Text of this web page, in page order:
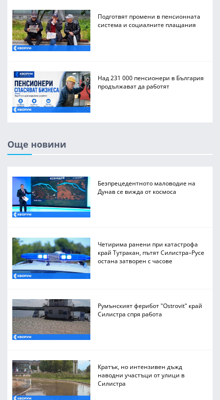
Подготвят промени в пенсионната
система и социалните плащания
Над 231 000 пенсионери в България
продължават да работят
Още новини
Безпрецедентното маловодие на
Дунав се вижда от космоса
Четирима ранени при катастрофа
край Тутракан, пътят Силистра–Русе
остана затворен с часове
Румънският ферибот "Ostrovit" край
Силистра спря работа
Кратък, но интензивен дъжд
наводни участъци от улици в
Силистра